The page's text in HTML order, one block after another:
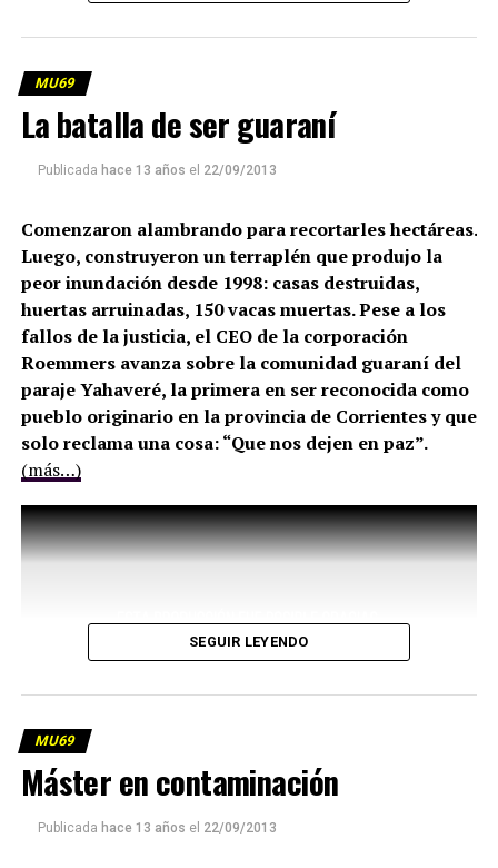
MU69
La batalla de ser guaraní
Publicada hace 13 años el 22/09/2013
Comenzaron alambrando para recortarles hectáreas.
Luego, construyeron un terraplén que produjo la
peor inundación desde 1998: casas destruidas,
huertas arruinadas, 150 vacas muertas. Pese a los
fallos de la justicia, el CEO de la corporación
Roemmers avanza sobre la comunidad guaraní del
paraje Yahaveré, la primera en ser reconocida como
pueblo originario en la provincia de Corrientes y que
solo reclama una cosa: “Que nos dejen en paz”.
(más…)
SEGUIR LEYENDO
MU69
Máster en contaminación
Publicada hace 13 años el 22/09/2013